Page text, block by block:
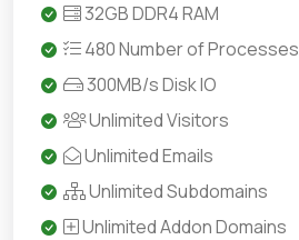
32GB DDR4 RAM
480 Number of Processes
300MB/s Disk IO
Unlimited Visitors
Unlimited Emails
Unlimited Subdomains
Unlimited Addon Domains